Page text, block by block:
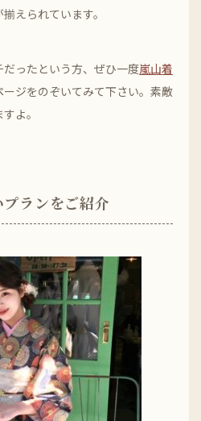
えられています。
ったという方、ぜひ一度嵐山着
ージをのぞいてみて下さい。素敵
よ。
ランをご紹介